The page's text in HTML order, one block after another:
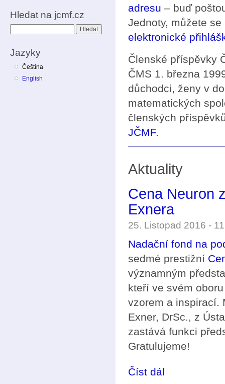
Hledat na jcmf.cz
Jazyky
Čeština
English
adresu – buď
Jednoty, můžete
elektronické
Členské příspěvky
ČMS 1. března
důchodci, ženy v
matematických
členských
JČMF.
Aktuality
Cena Neuron
Exnera
25. Listopad 2016 -
Nadační fond na
sedmé prestižní
významným
kteří ve svém
vzorem a inspirací.
Exner, DrSc., z
zastává funkci
Gratulujeme!
Číst dál